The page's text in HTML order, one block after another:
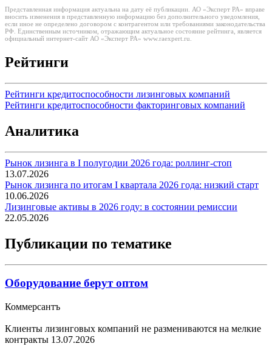
Представленная информация актуальна на дату её публикации. АО «Эксперт РА» вправе
вносить изменения в представленную информацию без дополнительного уведомления,
если иное не определено договором с контрагентом или требованиями законодательства
РФ. Единственным источником, отражающим актуальное состояние рейтинга, является
официальный интернет-сайт АО «Эксперт РА» www.raexpert.ru.
Рейтинги
Рейтинги кредитоспособности лизинговых компаний
Рейтинги кредитоспособности факторинговых компаний
Аналитика
Рынок лизинга в I полугодии 2026 года: роллинг-стоп
13.07.2026
Рынок лизинга по итогам I квартала 2026 года: низкий старт
10.06.2026
Лизинговые активы в 2026 году: в состоянии ремиссии
22.05.2026
Публикации по тематике
Оборудование берут оптом
Коммерсантъ
Клиенты лизинговых компаний не размениваются на мелкие
контракты 13.07.2026